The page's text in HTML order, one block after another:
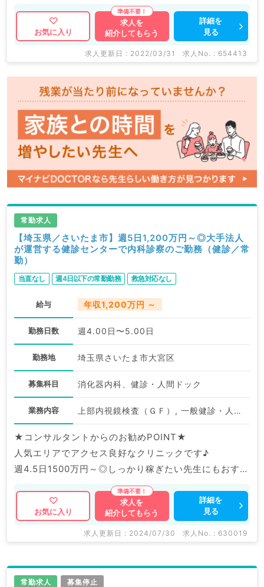
お気に入り
求人を
紹介してもらう
詳細を
見る
求人更新日 : 2022/03/31 求人No. : 654413
常勤求人
【埼玉県／さいたま市】週5日1,200万円～◎大手法人
が運営する健診センターで内科診察のご勤務（健診／常
勤）
当直なし 週4日以下の常勤勤務 救急対応なし
給与 年収1,200万円 ～
勤務日数 週4.00日〜5.00日
勤務地 埼玉県さいたま市大宮区
募集科目 消化器内科、健診・人間ドック
業務内容 上部内視鏡検査（ＧＦ）, 一般健診・人間ドック
★コンサルタントからのお勧めPOINT★
人気エリアでアクセス良好なクリニックです♪
週4.5日1500万円～◎しっかり稼ぎたい先生にもおすす
マイナビDOCTORでは病院やクリニックなどの医療機
関求人はもちろんのこと、
ます。
求人内容の詳細等はお気軽にお問合せ下さい。
お気に入り
求人を
紹介してもらう
詳細を
見る
求人更新日 : 2024/07/30 求人No. : 630019
常勤求人 募集停止